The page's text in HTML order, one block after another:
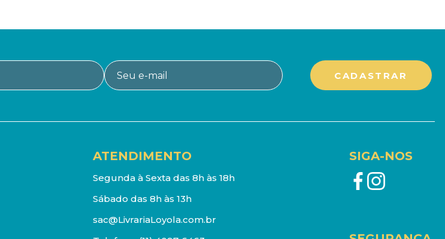
ATENDIMENTO
Segunda à Sexta das 8h às 18h
Sábado das 8h às 13h
sac@LivrariaLoyola.com.br
SIGA-NOS